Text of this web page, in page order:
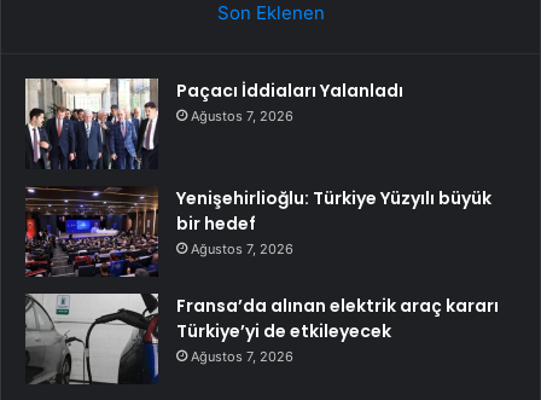
Son Eklenen
Paçacı İddiaları Yalanladı
Ağustos 7, 2026
Yenişehirlioğlu: Türkiye Yüzyılı büyük
bir hedef
Ağustos 7, 2026
Fransa’da alınan elektrik araç kararı
Türkiye’yi de etkileyecek
Ağustos 7, 2026